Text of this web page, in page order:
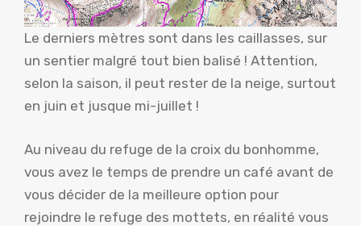
Le derniers mètres sont dans les caillasses, sur
un sentier malgré tout bien balisé ! Attention,
selon la saison, il peut rester de la neige, surtout
en juin et jusque mi-juillet !
Au niveau du refuge de la croix du bonhomme,
vous avez le temps de prendre un café avant de
vous décider de la meilleure option pour
rejoindre le refuge des mottets, en réalité vous